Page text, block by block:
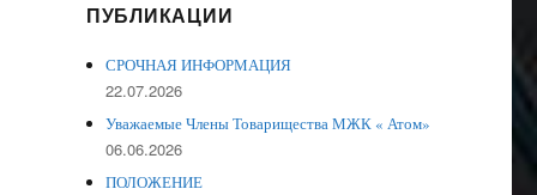
ПУБЛИКАЦИИ
СРОЧНАЯ ИНФОРМАЦИЯ
22.07.2026
Уважаемые Члены Товарищества МЖК « Атом»
06.06.2026
ПОЛОЖЕНИЕ